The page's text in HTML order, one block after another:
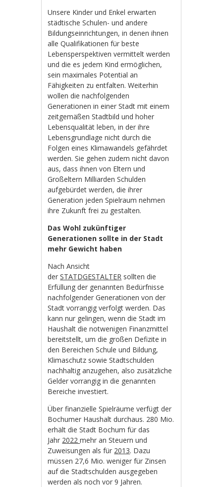
Unsere Kinder und Enkel erwarten
städtische Schulen- und andere
Bildungseinrichtungen, in denen ihnen
alle Qualifikationen für beste
Lebensperspektiven vermittelt werden
und die es jedem Kind ermöglichen,
sein maximales Potential an
Fähigkeiten zu entfalten. Weiterhin
wollen die nachfolgenden
Generationen in einer Stadt mit einem
zeitgemäßen Stadtbild und hoher
Lebensqualität leben, in der ihre
Lebensgrundlage nicht durch die
Folgen eines Klimawandels gefährdet
werden. Sie gehen zudem nicht davon
aus, dass ihnen von Eltern und
Großeltern Milliarden Schulden
aufgebürdet werden, die ihrer
Generation jeden Spielraum nehmen
ihre Zukunft frei zu gestalten.
Das Wohl zukünftiger
Generationen sollte in der Stadt
mehr Gewicht haben
Nach Ansicht
derSTATDGESTALTER sollten die
Erfüllung der genannten Bedürfnisse
nachfolgender Generationen von der
Stadt vorrangig verfolgt werden. Das
kann nur gelingen, wenn die Stadt im
Haushalt die notwenigen Finanzmittel
bereitstellt, um die großen Defizite in
den Bereichen Schule und Bildung,
Klimaschutz sowie Stadtschulden
nachhaltig anzugehen, also zusätzliche
Gelder vorrangig in die genannten
Bereiche investiert.
Über finanzielle Spielräume verfügt der
Bochumer Haushalt durchaus. 280 Mio.
erhält die Stadt Bochum für das
Jahr 2022mehr an Steuern und
Zuweisungen als für 2013. Dazu
müssen 27,6 Mio. weniger für Zinsen
auf die Stadtschulden ausgegeben
werden als noch vor 9 Jahren.